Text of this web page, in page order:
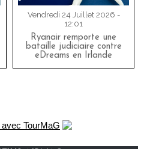
Vendredi 24 Juillet 2026 -
12:01
Ryanair remporte une
bataille judiciaire contre
eDreams en Irlande